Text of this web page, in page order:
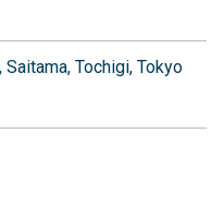
Saitama Tochigi Tokyo